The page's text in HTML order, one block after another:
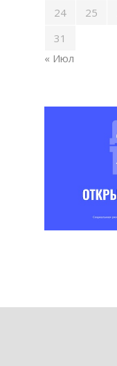
24
25
31
« Июл